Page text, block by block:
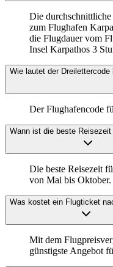
Die
zum Flughafen
die Flugdauer vom
Insel Karpathos 3
Wie lautet der
Der Flughafencode
Wann ist die beste
Die beste Reisezeit
von Mai bis Oktober.
Was kostet ein Flugticket
Mit dem
günstigste Angebot